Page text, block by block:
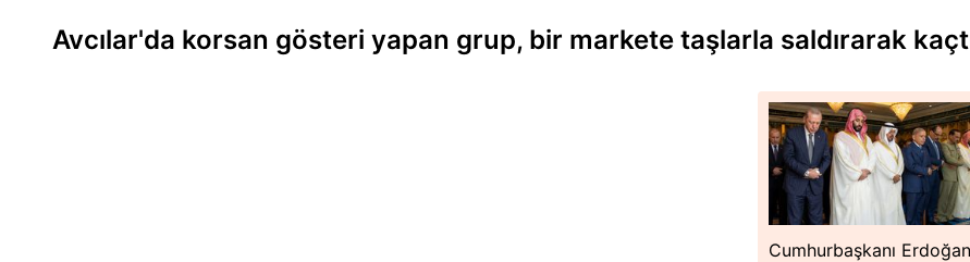
Avcılar'da korsan gösteri yapan grup, bir markete taşlarla saldırarak
Cumhurbaşkanı Erdoğan